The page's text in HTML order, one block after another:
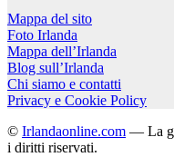
Mappa del sito
Foto Irlanda
Mappa dell’Irlanda
Blog sull’Irlanda
Chi siamo e contatti
Privacy e Cookie Policy
© Irlandaonline.com — La
i diritti riservati.